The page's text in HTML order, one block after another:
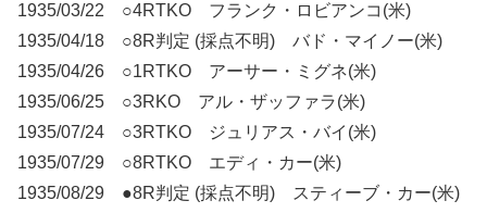
1935/03/22 ○4RTKO フランク・ロビアンコ(米)
1935/04/18 ○8R判定 (採点不明) バド・マイノー(米)
1935/04/26 ○1RTKO アーサー・ミグネ(米)
1935/06/25 ○3RKO アル・ザッファラ(米)
1935/07/24 ○3RTKO ジュリアス・バイ(米)
1935/07/29 ○8RTKO エディ・カー(米)
1935/08/29 ●8R判定 (採点不明) スティーブ・カー(米)